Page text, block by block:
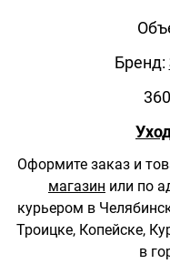
Бренд:
Оформите заказ и
магазин или по
курьером в
Троицке, Копейске,
в